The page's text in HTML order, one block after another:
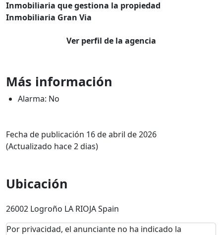
Inmobiliaria que gestiona la propiedad
Inmobiliaria Gran Via
Ver perfil de la agencia
Más información
Alarma: No
Fecha de publicación 16 de abril de 2026
(Actualizado hace 2 dias)
Ubicación
26002 Logroño LA RIOJA Spain
Por privacidad, el anunciante no ha indicado la